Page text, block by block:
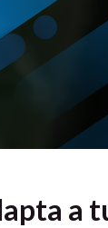
a